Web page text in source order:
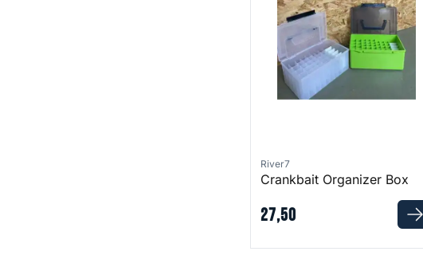
River7
Crankbait Organizer Box
27,50